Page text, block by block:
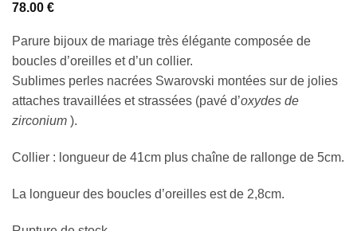
78.00 €
Parure bijoux de mariage très élégante composée de
boucles d’oreilles et d’un collier.
Sublimes perles nacrées Swarovski montées sur de jolies
attaches travaillées et strassées (pavé d’oxydes de
zirconium ).
Collier : longueur de 41cm plus chaîne de rallonge de 5cm.
La longueur des boucles d’oreilles est de 2,8cm.